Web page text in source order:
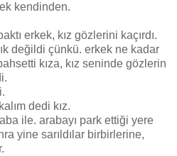
kendinden.
erkek, kız gözlerini kaçırdı.
değildi çünkü. erkek ne kadar
kıza, kız seninde gözlerin
dedi kız.
ile. arabayı park ettiği yere
yine sarıldılar birbirlerine,